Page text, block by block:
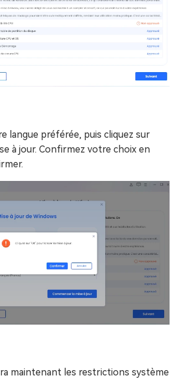
langue préférée, puis cliquez sur
à jour. Confirmez votre choix en
maintenant les restrictions système